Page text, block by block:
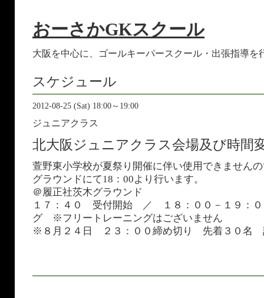
おーさかGKスクール
大阪を中心に、ゴールキーパースクール・出張指導を
スケジュール
2012-08-25 (Sat) 18:00～19:00
ジュニアクラス
北大阪ジュニアクラス会場及び時間
萱野東小学校が夏祭り開催に伴い使用できません
グラウンドにて18：00より行います。
＠履正社茨木グラウンド
１７：４０ 受付開始 ／ １８：００－１９：
グ ※フリートレーニングはございません
※８月２４日 ２３：００締め切り 先着３０名